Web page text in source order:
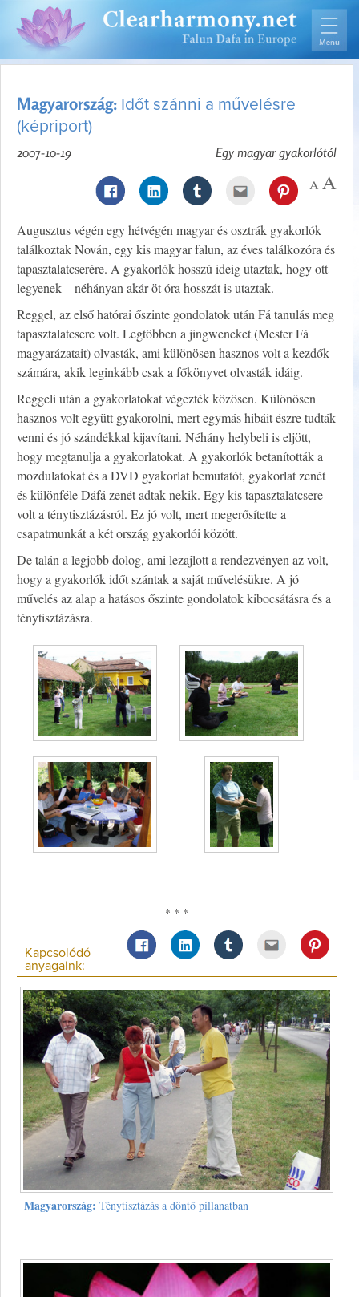
Magyarország: Időt szánni a művelésre
(képriport)
Egy magyar gyakorlótól
2007-10-19
Augusztus végén egy hétvégén magyar és osztrák gyakorlók
találkoztak Nován, egy kis magyar falun, az éves találkozóra és
tapasztalatcserére. A gyakorlók hosszú ideig utaztak, hogy ott
legyenek – néhányan akár öt óra hosszát is utaztak.
Reggel, az első hatórai őszinte gondolatok után Fá tanulás meg
tapasztalatcsere volt. Legtöbben a jingweneket (Mester Fá
magyarázatait) olvasták, ami különösen hasznos volt a kezdők
számára, akik leginkább csak a főkönyvet olvasták idáig.
Reggeli után a gyakorlatokat végezték közösen. Különösen
hasznos volt együtt gyakorolni, mert egymás hibáit észre tudták
venni és jó szándékkal kijavítani. Néhány helybeli is eljött,
hogy megtanulja a gyakorlatokat. A gyakorlók betanították a
mozdulatokat és a DVD gyakorlat bemutatót, gyakorlat zenét
és különféle Dáfá zenét adtak nekik. Egy kis tapasztalatcsere
volt a ténytisztázásról. Ez jó volt, mert megerősítette a
csapatmunkát a két ország gyakorlói között.
De talán a legjobb dolog, ami lezajlott a rendezvényen az volt,
hogy a gyakorlók időt szántak a saját művelésükre. A jó
művelés az alap a hatásos őszinte gondolatok kibocsátásra és a
ténytisztázásra.
* * *
Kapcsolódó
anyagaink:
Magyarország: Ténytisztázás a döntő pillanatban